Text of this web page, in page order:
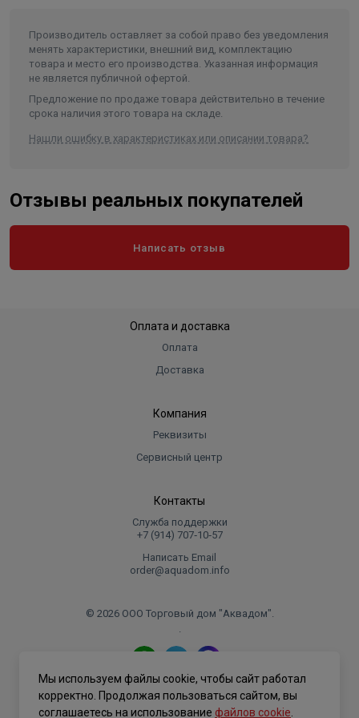
Внутренний диаметр обсадной
трубы скважины не менее/не
более (мм)
200/250
Частота, (Гц) 50
степень защиты (в формате IPXX)
Длина в упаковке, см.
Производитель оставляет за собой право без уведомления
менять характеристики, внешний вид, комплектацию
товара и место его производства. Указанная информация
не является публичной офертой.
Предложение по продаже товара действительно в течение
срока наличия этого товара на складе.
Нашли ошибку в характеристиках или описании товара?
Отзывы реальных покупателей
Написать отзыв
Оплата и доставка
Оплата
Доставка
Компания
Реквизиты
Сервисный центр
Контакты
Служба поддержки
+7 (914) 707‑10‑57
Написать Email
order@aquadom.info
© 2026 ООО Торговый дом "Аквадом".
.
Политика конфиденциальности
Мы используем файлы cookie, чтобы сайт работал
корректно. Продолжая пользоваться сайтом, вы
соглашаетесь на использование файлов cookie